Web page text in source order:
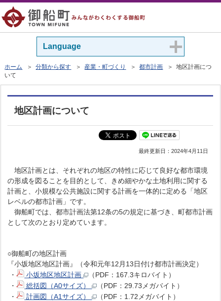
Language
ホーム ＞分類から探す ＞ 産業・町づくり ＞都市計画 ＞ 地区計画につ
いて
地区計画について
最終更新日：2024年4月11日
地区計画とは、それぞれの地区の特性に応じて良好な都市環境
の形成を図ることを目的として、きめ細やかな土地利用に関する
計画と、小規模な公共施設に関する計画を一体的に定める「地区
レベルの都市計画」です。
御船町では、都市計画法第12条の5の規定に基づき、町都市計画
として次のとおり定めています。
○御船町の地区計画
『小坂地区地区計画』（令和元年12月13日付け都市計画決定）
・
小坂地区地区計画
（PDF：167.3キロバイト）
・
総括図（A0サイズ）
（PDF：29.73メガバイト）
・
計画図（A1サイズ） （PDF：1.72メガバイト）